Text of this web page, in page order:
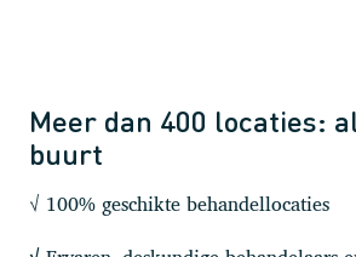
Meer dan 400 locaties:
buurt
√ 100% geschikte behandellocaties